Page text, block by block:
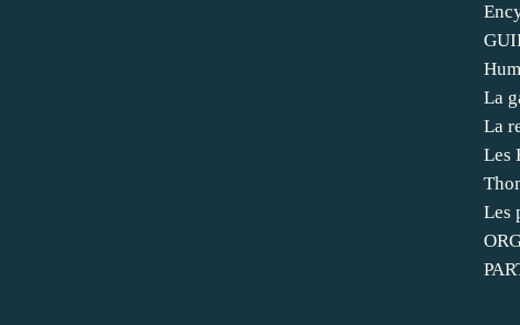
La
La
Les
Les